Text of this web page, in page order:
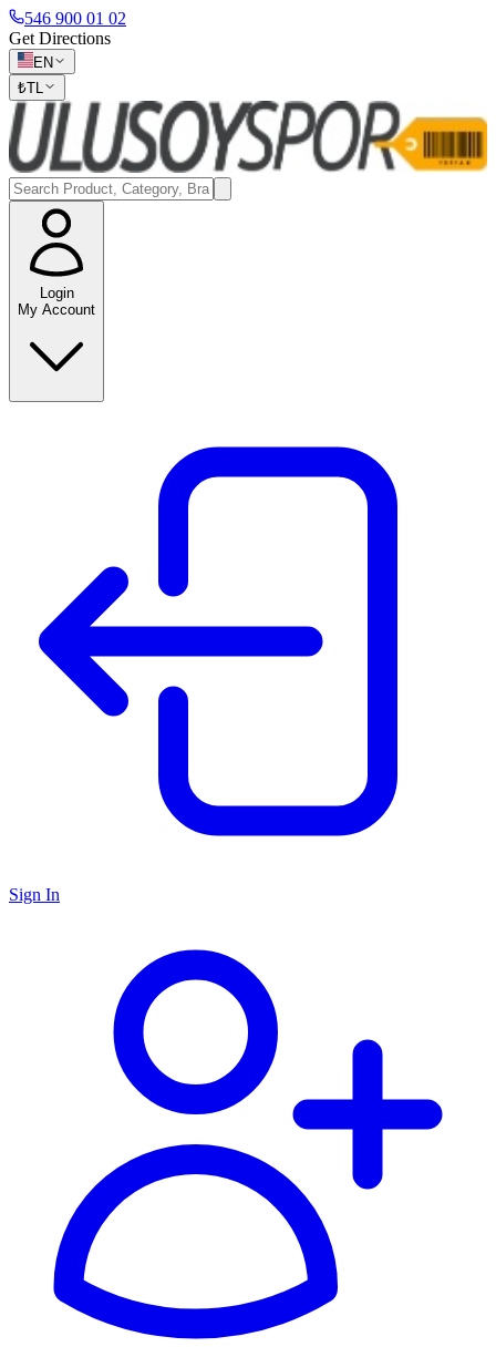
546 900 01 02
Get Directions
EN
₺TL
Login
My Account
Sign In